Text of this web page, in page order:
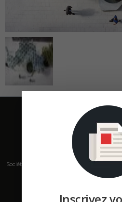
Société de presse, plateforme de mise en
salons s'adressant aux professionnels
Contactez-nous:
Inscrivez